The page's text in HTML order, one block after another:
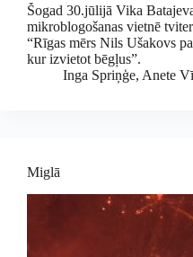
Šogad 30.jūlijā Vika
mikroblogošanas vietnē
“Rīgas mērs Nils Ušakovs
kur izvietot bēgļus”.
Inga Spriņģe, Anete
Miglā